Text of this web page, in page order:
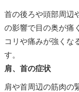
首の後ろや頭部周辺
の影響で目の奥が痛
コリや痛みが強くな
す。
肩、首の症状
肩や首周辺の筋肉の